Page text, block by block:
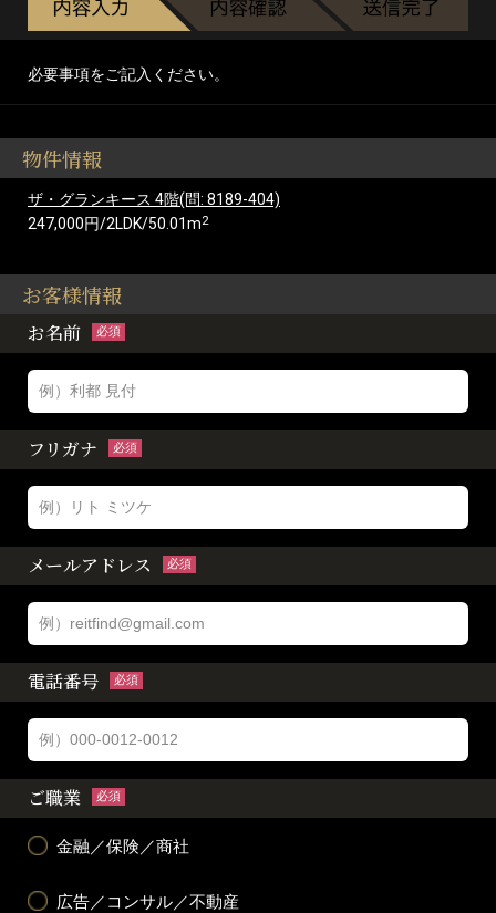
必要事項をご記入ください。
物件情報
ザ・グランキース 4階(問: 8189-404)
247,000円/2LDK/50.01m2
お客様情報
お名前 必須
フリガナ 必須
メールアドレス 必須
電話番号 必須
ご職業 必須
金融／保険／商社
広告／コンサル／不動産